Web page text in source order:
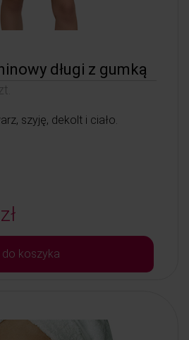
długi z gumką
szyję, dekolt i ciało.
do koszyka